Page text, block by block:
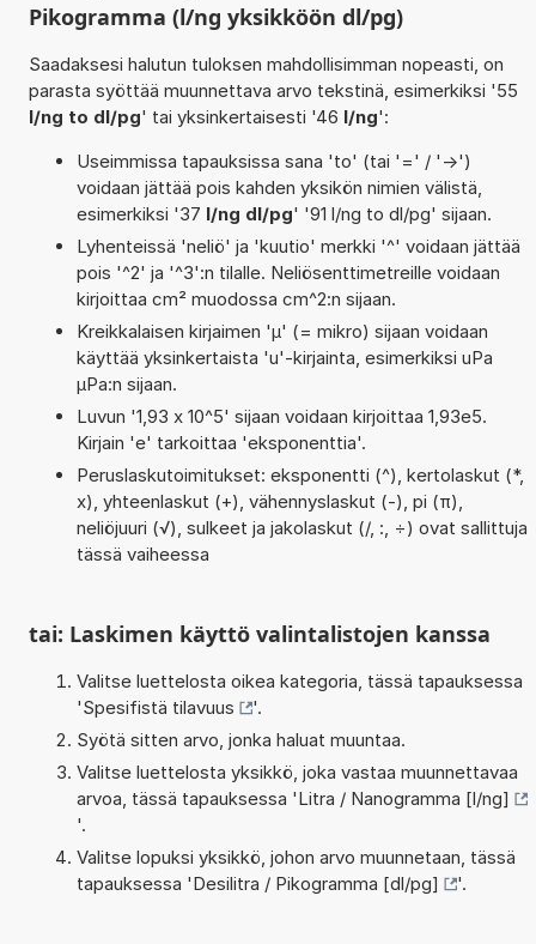
Pikogramma (l/ng yksikköön dl/pg)
Saadaksesi halutun tuloksen mahdollisimman nopeasti, on
parasta syöttää muunnettava arvo tekstinä, esimerkiksi '55
l/ng to dl/pg' tai yksinkertaisesti '46 l/ng':
Useimmissa tapauksissa sana 'to' (tai '=' / '->')
voidaan jättää pois kahden yksikön nimien välistä,
esimerkiksi '37 l/ng dl/pg' '91 l/ng to dl/pg' sijaan.
Lyhenteissä 'neliö' ja 'kuutio' merkki '^' voidaan jättää
pois '^2' ja '^3':n tilalle. Neliösenttimetreille voidaan
kirjoittaa cm² muodossa cm^2:n sijaan.
Kreikkalaisen kirjaimen 'µ' (= mikro) sijaan voidaan
käyttää yksinkertaista 'u'-kirjainta, esimerkiksi uPa
µPa:n sijaan.
Luvun '1,93 x 10^5' sijaan voidaan kirjoittaa 1,93e5.
Kirjain 'e' tarkoittaa 'eksponenttia'.
Peruslaskutoimitukset: eksponentti (^), kertolaskut (*,
x), yhteenlaskut (+), vähennyslaskut (-), pi (π),
neliöjuuri (√), sulkeet ja jakolaskut (/, :, ÷) ovat sallittuja
tässä vaiheessa
tai: Laskimen käyttö valintalistojen kanssa
Valitse luettelosta oikea kategoria, tässä tapauksessa
'Spesifistä tilavuus
'.
Syötä sitten arvo, jonka haluat muuntaa.
Valitse luettelosta yksikkö, joka vastaa muunnettavaa
arvoa, tässä tapauksessa 'Litra / Nanogramma [l/ng]
'.
Valitse lopuksi yksikkö, johon arvo muunnetaan, tässä
tapauksessa 'Desilitra / Pikogramma [dl/pg] '.